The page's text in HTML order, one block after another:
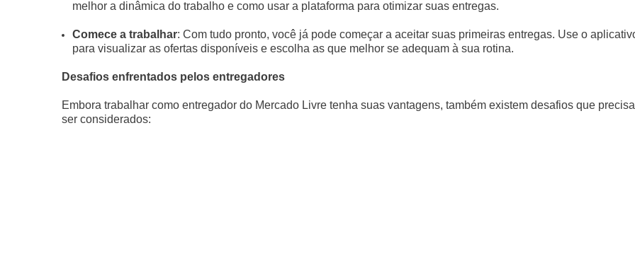
melhor a dinâmica do trabalho e como usar a plataforma para otimizar suas entregas.
Comece a trabalhar: Com tudo pronto, você já pode começar a aceitar suas primeiras entregas. Use o
para visualizar as ofertas disponíveis e escolha as que melhor se adequam à sua rotina.
Desafios enfrentados pelos entregadores
Embora trabalhar como entregador do Mercado Livre tenha suas vantagens, também existem desafios que
ser considerados: